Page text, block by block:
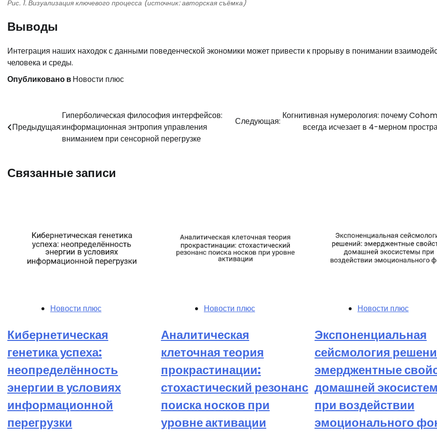
Рис. 1. Визуализация ключевого процесса (источник: авторская съёмка)
Выводы
Интеграция наших находок с данными поведенческой экономики может привести к прорыву в понимании
человека и среды.
Опубликовано вНовости плюс
Навигация
по
Предыдущая:
Гиперболическая философия интерфейсов:
информационная энтропия управления
вниманием при сенсорной перегрузке
Следующая:
Когнитивная нумерология: почему
всегда исчезает в 4-мерном
Связанные записи
Новости плюс
Кибернетическая
генетика успеха:
неопределённость
энергии в условиях
информационной
перегрузки
Новости плюс
Аналитическая
клеточная теория
прокрастинации:
стохастический резонанс
поиска носков при
уровне активации
Новости плюс
Экспоненциальная
сейсмология
эмерджентные
домашней
при воздействии
эмоционального